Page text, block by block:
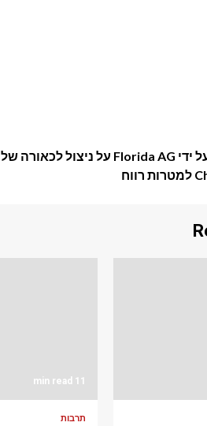
סם אלטמן נתבע על ידי Florida AG על ניצול לכאורה של
11 min read
תרבות